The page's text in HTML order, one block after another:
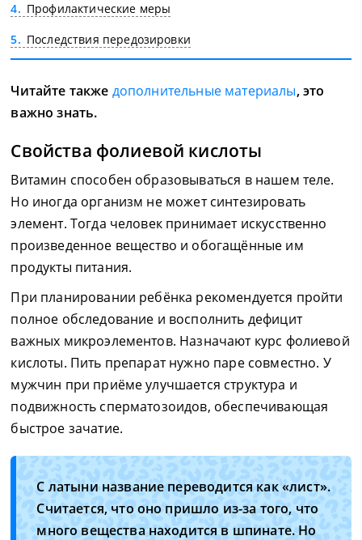
4
Профилактические меры
5
Последствия передозировки
Читайте также дополнительные материалы, это
важно знать.
Свойства фолиевой кислоты
Витамин способен образовываться в нашем теле.
Но иногда организм не может синтезировать
элемент. Тогда человек принимает искусственно
произведенное вещество и обогащённые им
продукты питания.
При планировании ребёнка рекомендуется пройти
полное обследование и восполнить дефицит
важных микроэлементов. Назначают курс фолиевой
кислоты. Пить препарат нужно паре совместно. У
мужчин при приёме улучшается структура и
подвижность сперматозоидов, обеспечивающая
быстрое зачатие.
С латыни название переводится как «лист».
Считается, что оно пришло из-за того, что
много вещества находится в шпинате. Но